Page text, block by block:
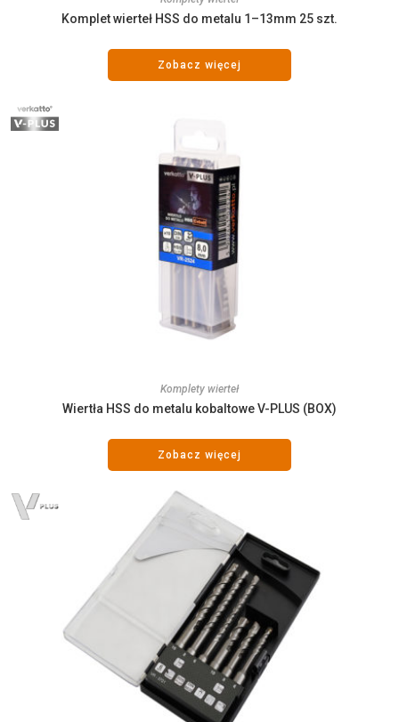
Komplet wierteł HSS do metalu 1–13mm 25 szt.
Zobacz więcej
Komplety wierteł
Wiertła HSS do metalu kobaltowe V-PLUS (BOX)
Zobacz więcej